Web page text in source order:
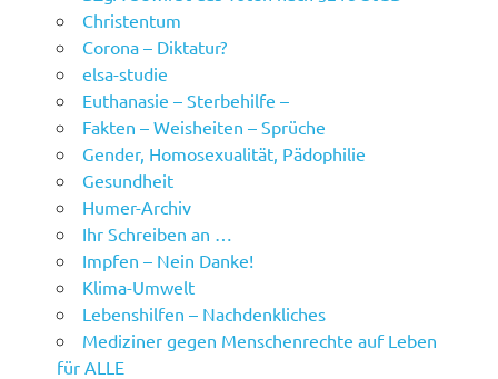
Christentum
Corona – Diktatur?
elsa-studie
Euthanasie – Sterbehilfe –
Fakten – Weisheiten – Sprüche
Gender, Homosexualität, Pädophilie
Gesundheit
Humer-Archiv
Ihr Schreiben an …
Impfen – Nein Danke!
Klima-Umwelt
Lebenshilfen – Nachdenkliches
Mediziner gegen Menschenrechte auf Leben
für ALLE